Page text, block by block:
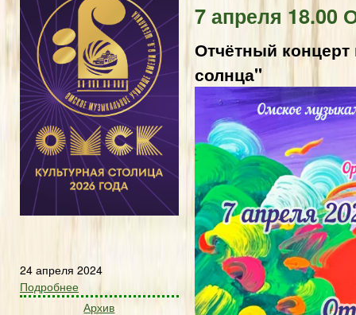
24 апреля 2024
Подробнее
Архив
7 апреля 18.00
Отчётный
солнца"